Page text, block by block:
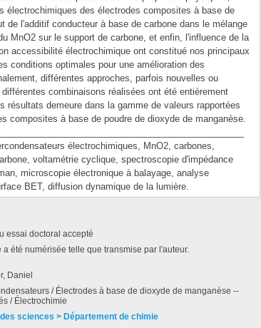
électrochimiques des électrodes composites à base de
de l'additif conducteur à base de carbone dans le mélange
MnO2 sur le support de carbone, et enfin, l'influence de la
accessibilité électrochimique ont constitué nos principaux
conditions optimales pour une amélioration des
différentes approches, parfois nouvelles ou
combinaisons réalisées ont été entièrement
résultats demeure dans la gamme de valeurs rapportées
composites à base de poudre de dioxyde de manganèse.
électrochimiques, MnO2, carbones,
voltamétrie cyclique, spectroscopie d'impédance
microscopie électronique à balayage, analyse
BET, diffusion dynamique de la lumière.
essai doctoral accepté
a été numérisée telle que transmise par l'auteur.
Daniel
/ Électrodes à base de dioxyde de manganèse --
/ Électrochimie
sciences > Département de chimie